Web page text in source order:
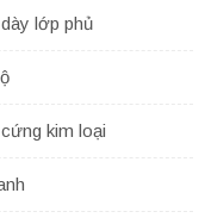
lớp phủ
kim loại